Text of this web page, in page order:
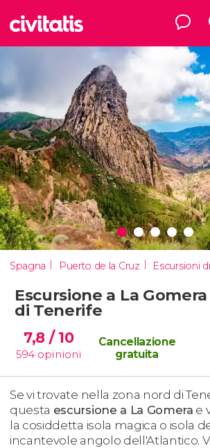
Spagna Puerto de la Cruz Escursioni
Escursione a La
di Tenerife
7,8 / 10
594 opinioni
Cancellazione
gratuita
Se vi trovate nella zona nord di
questa escursione a La Gomera e
la cosiddetta isola magica o isola
incantevole angolo dell'Atlantico.